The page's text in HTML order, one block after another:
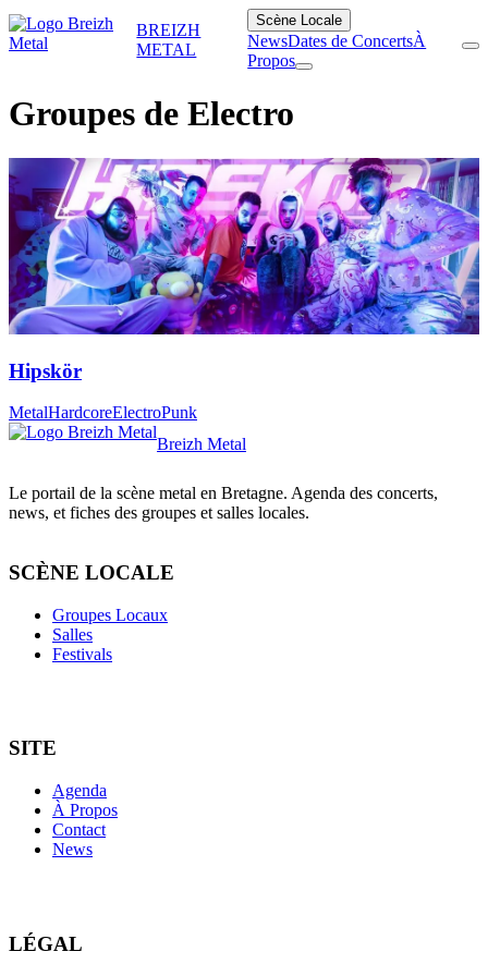
BREIZH
METAL
Scène Locale
NewsDates de ConcertsÀ
Propos
Groupes de Electro
Hipskör
MetalHardcoreElectroPunk
Breizh Metal
Le portail de la scène metal en Bretagne. Agenda des concerts,
news, et fiches des groupes et salles locales.
SCÈNE LOCALE
Groupes Locaux
Salles
Festivals
SITE
Agenda
À Propos
Contact
News
LÉGAL